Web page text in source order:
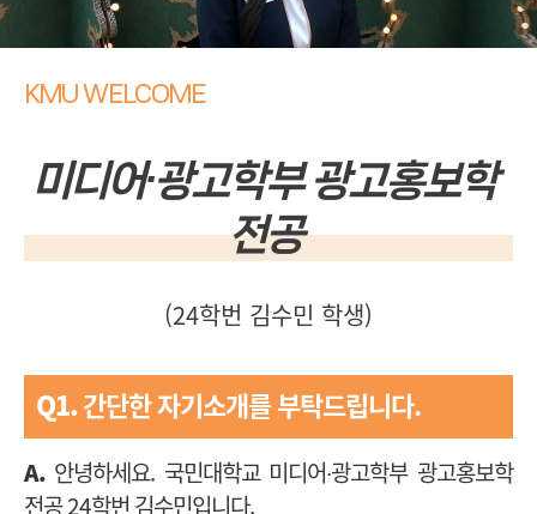
KMU WELCOME
미디어∙광고학부 광고홍보학
전공
(24학번 김수민 학생)
Q1. 간단한 자기소개를 부탁드립니다.
A. 안녕하세요. 국민대학교 미디어∙광고학부 광고홍보학
전공 24학번 김수민입니다.